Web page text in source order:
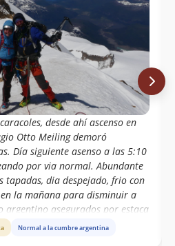
Gallardo C
David Henrique,
desde ahí ascenso en
Otto Meiling demoró
Día siguiente asenso a las 5:10
por via normal. Abundante
tapadas, dia despejado, frio con
la mañana para disminuir a
argentino asegurados por estaca
se encontró anillas buenas
a guías locales que
Normal a la cumbre argentina